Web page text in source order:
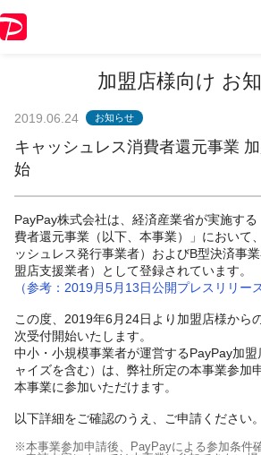
加盟店様向け お
2019.06.24 お知らせ
キャッシュレス消費者還元事業
始
PayPay株式会社は、経済産業省が実施す
費者還元事業（以下、本事業）」において
ッシュレス発行事業者）およびB型決済事
盟店支援業者）として登録されています。
（参考：2019月5月13日公開プレスリリース
この度、2019年6月24日より加盟店様から
次受付開始いたします。
中小・小規模事業者が運営するPayPay加
ャイズを含む）は、弊社所定の本事業参加
本事業に参加いただけます。
以下詳細をご確認のうえ、ご申請ください。
※本事業参加申請後、PayPayによる参加条件